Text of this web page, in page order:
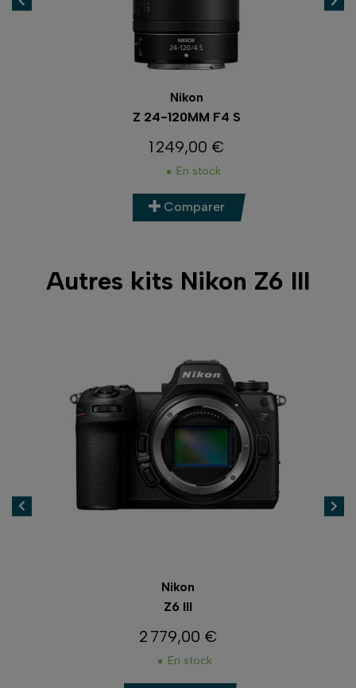
Nikon
Z 24-120MM F4 S
Prix
1 249,00 €
En stock
Comparer
Autres kits Nikon Z6 III
Nikon
Z6 III
Prix
2 779,00 €
En stock